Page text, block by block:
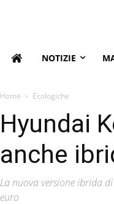
NOTIZIE
Home Ecologiche
Hyundai
anche
La nuova versione ibrida
euro